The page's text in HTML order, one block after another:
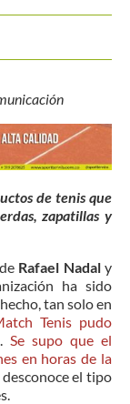
de tenis que
zapatillas y
Rafael Nadaly
ha sido
tan solo en
Tenis pudo
Se supo que el
en horas de la
desconoce el tipo